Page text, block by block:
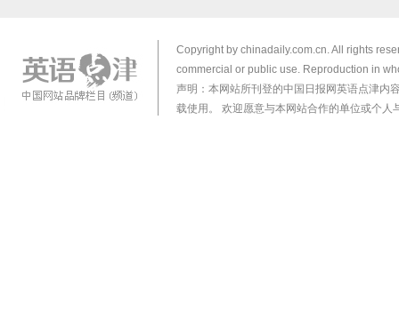
Copyright by chinadaily.com.cn. All rights
commercial or public use. Reproduction in
声明：本网站所刊登的中国日报网英语点津内
载使用。 欢迎愿意与本网站合作的单位或个人